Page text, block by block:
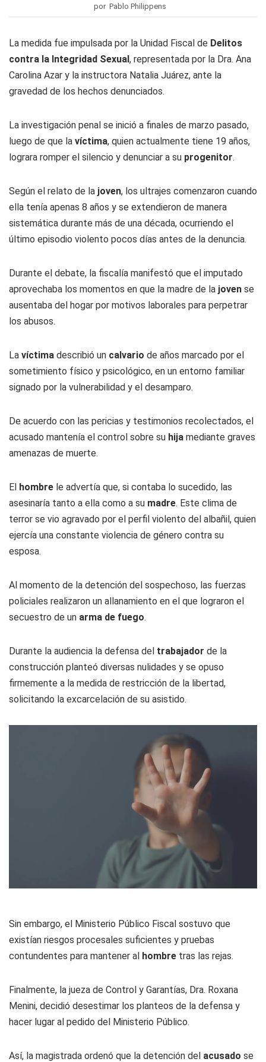
por Pablo Philippens
La medida fue impulsada por la Unidad Fiscal de Delitos
contra la Integridad Sexual, representada por la Dra. Ana
Carolina Azar y la instructora Natalia Juárez, ante la
gravedad de los hechos denunciados.
La investigación penal se inició a finales de marzo pasado,
luego de que la víctima, quien actualmente tiene 19 años,
lograra romper el silencio y denunciar a su progenitor.
Según el relato de la joven, los ultrajes comenzaron cuando
ella tenía apenas 8 años y se extendieron de manera
sistemática durante más de una década, ocurriendo el
último episodio violento pocos días antes de la denuncia.
Durante el debate, la fiscalía manifestó que el imputado
aprovechaba los momentos en que la madre de la joven se
ausentaba del hogar por motivos laborales para perpetrar
los abusos.
La víctima describió un calvario de años marcado por el
sometimiento físico y psicológico, en un entorno familiar
signado por la vulnerabilidad y el desamparo.
De acuerdo con las pericias y testimonios recolectados, el
acusado mantenía el control sobre su hija mediante graves
amenazas de muerte.
El hombre le advertía que, si contaba lo sucedido, las
asesinaría tanto a ella como a su madre. Este clima de
terror se vio agravado por el perfil violento del albañil, quien
ejercía una constante violencia de género contra su
esposa.
Al momento de la detención del sospechoso, las fuerzas
policiales realizaron un allanamiento en el que lograron el
secuestro de un arma de fuego.
Durante la audiencia la defensa del trabajador de la
construcción planteó diversas nulidades y se opuso
firmemente a la medida de restricción de la libertad,
solicitando la excarcelación de su asistido.
Sin embargo, el Ministerio Público Fiscal sostuvo que
existían riesgos procesales suficientes y pruebas
contundentes para mantener al hombre tras las rejas.
Finalmente, la jueza de Control y Garantías, Dra. Roxana
Menini, decidió desestimar los planteos de la defensa y
hacer lugar al pedido del Ministerio Público.
Así, la magistrada ordenó que la detención del acusado se